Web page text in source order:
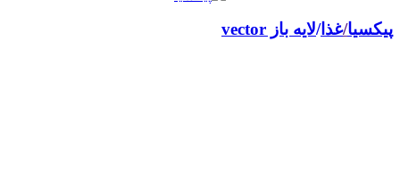
پیکسیا/ لایه باز vector غذا